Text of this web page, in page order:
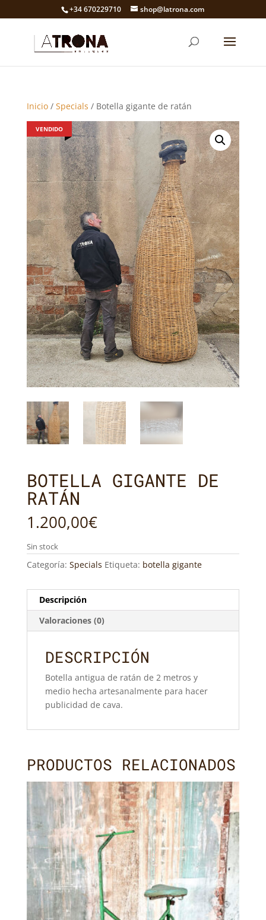
+34 670229710 shop@latrona.com
Inicio/ Specials / Botella gigante de ratán
VENDIDO
BOTELLA GIGANTE DE
RATÁN
1.200,00€
Sin stock
Categoría: Specials Etiqueta: botella gigante
Descripción
Valoraciones (0)
DESCRIPCIÓN
Botella antigua de ratán de 2 metros y
medio hecha artesanalmente para hacer
publicidad de cava.
PRODUCTOS RELACIONADOS